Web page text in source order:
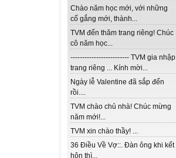
Chào năm học mới, với những
cố gắng mới, thành...
TVM đến thăm trang riêng! Chúc
cô năm học...
------------------------- TVM gia nhập
trang riêng ... Kính mời...
Ngày lễ Valentine đã sắp đến
rồi....
TVM chào chủ nhà! Chúc mừng
năm mới!...
TVM xin chào thầy! ...
36 Điều Về Vợ::. Đàn ông khi kết
hôn thì...